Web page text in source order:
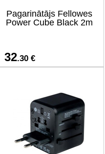
Pagarinātājs Fellowes
Power Cube Black 2m
32.30 €